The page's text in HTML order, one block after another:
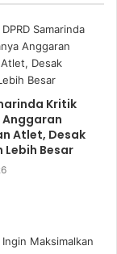
Kritik
Anggaran
Atlet, Desak
Lebih Besar